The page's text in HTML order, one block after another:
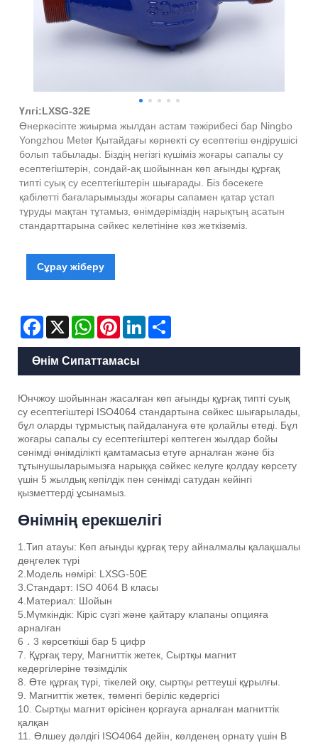
Үлгі:LXSG-32E
Өнеркәсіпте жиырма жылдан астам тәжірибесі бар Ningbo
Yongzhou Meter Қытайдағы көрнекті су есептегіш өндірушісі
болып табылады. Біздің негізгі күшіміз жоғары сапалы су
есептегіштерін, сондай-ақ шойыннан көп ағынды құрғақ
типті суық су есептегіштерін шығарады. Біз бәсекеге
қабілетті бағаларымызды жоғары сапамен қатар ұстап
тұруды мақтан тұтамыз, өнімдеріміздің нарықтың асатын
стандарттарына сәйкес келетініне көз жеткіземіз.
Сұрау жіберу
Facebook
X WhatsAppPinterestLinkedIn
Өнім Сипаттамасы
Юнчжоу шойыннан жасалған көп ағынды құрғақ типті суық
су есептегіштері ISO4064 стандартына сәйкес шығарылады,
бұл оларды тұрмыстық пайдалануға өте қолайлы етеді. Бұл
жоғары сапалы су есептегіштері көптеген жылдар бойы
сенімді өнімділікті қамтамасыз етуге арналған және біз
тұтынушыларымызға нарыққа сәйкес келуге қолдау көрсету
үшін 5 жылдық кепілдік пен сенімді сатудан кейінгі
қызметтерді ұсынамыз.
Өнімнің ерекшелігі
1.Тип атауы: Көп ағынды құрғақ теру айналмалы қалақшалы
дөңгелек түрі
2.Модель нөмірі: LXSG-50E
3.Стандарт: ISO 4064 B класы
4.Материал: Шойын
5.Мүмкіндік: Кіріс сүзгі және қайтару клапаны опцияға
арналған
6．3 көрсеткіші бар 5 цифр
7. Құрғақ теру, Магниттік жетек, Сыртқы магнит
кедергілеріне төзімділік
8. Өте құрғақ түрі, тікелей оқу, сыртқы реттеуші құрылғы.
9. Магниттік жетек, төменгі беріліс кедергісі
10. Сыртқы магнит өрісінен қорғауға арналған магниттік
қалқан
11. Өлшеу дәлдігі ISO4064 дейін, көлденең орнату үшін B